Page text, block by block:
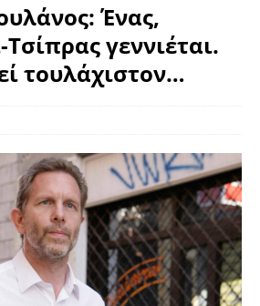
Ένας,
γεννιέται.
τουλάχιστον…